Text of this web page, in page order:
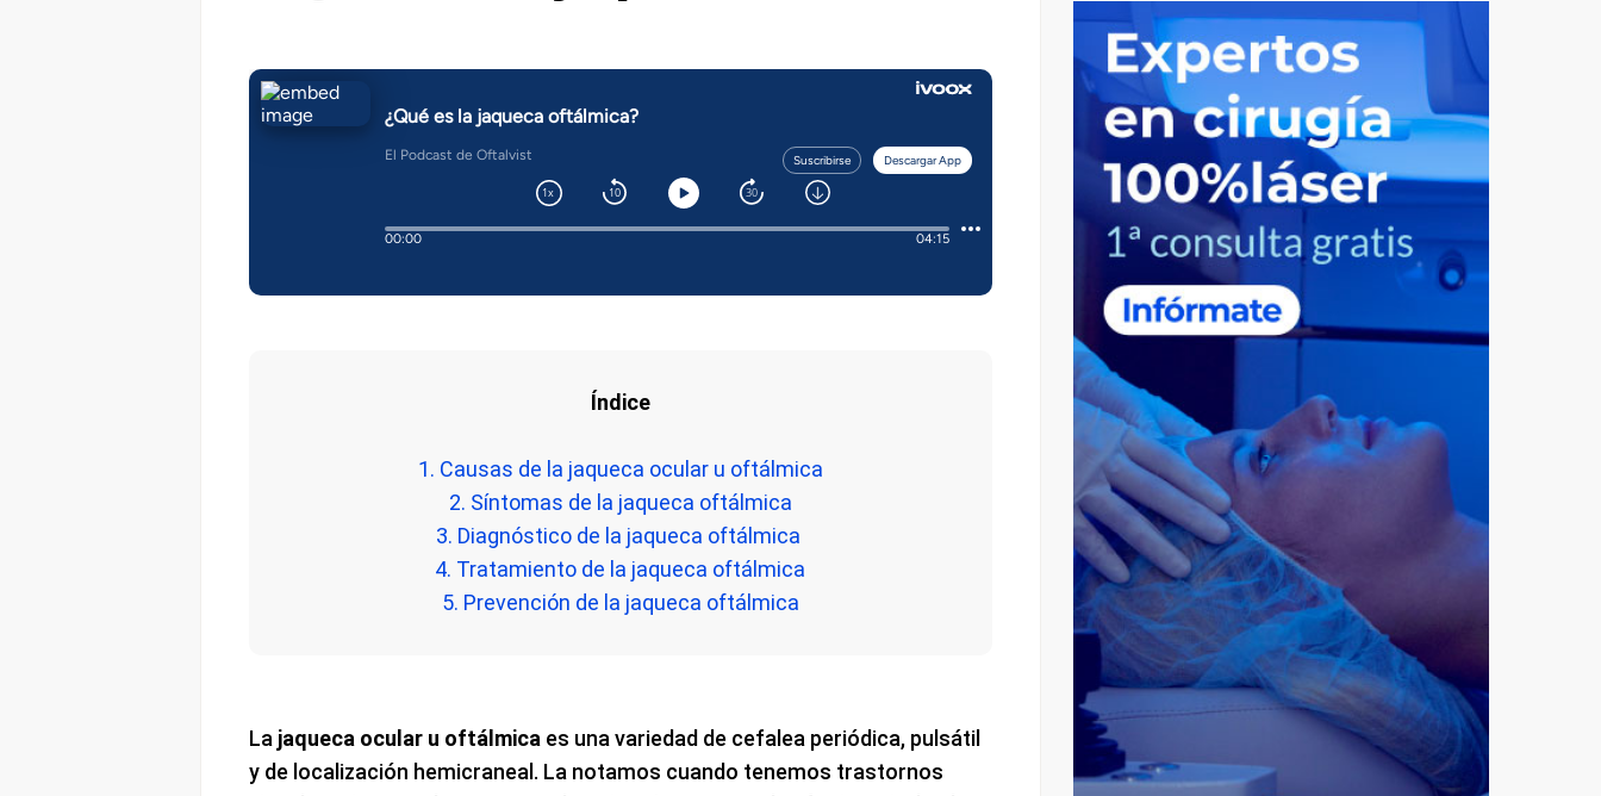
Índice
1. Causas de la jaqueca ocular u oftálmica
2. Síntomas de la jaqueca oftálmica
3. Diagnóstico de la jaqueca oftálmica
4. Tratamiento de la jaqueca oftálmica
5. Prevención de la jaqueca oftálmica
La jaqueca ocular u oftálmica es una variedad de cefalea periódica, pulsátil
y de localización hemicraneal. La notamos cuando tenemos trastornos